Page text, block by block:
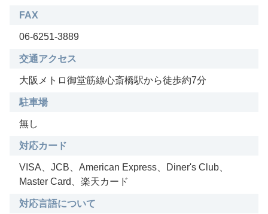
FAX
06-6251-3889
交通アクセス
大阪メトロ御堂筋線心斎橋駅から徒歩約7分
駐車場
無し
対応カード
VISA、JCB、American Express、Diner's Club、
Master Card、楽天カード
対応言語について